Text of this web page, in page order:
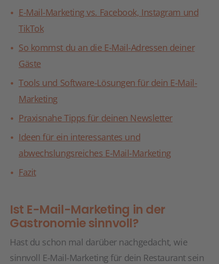
E-Mail-Marketing vs. Facebook, Instagram und
TikTok
So kommst du an die E-Mail-Adressen deiner
Gäste
Tools und Software-Lösungen für dein E-Mail-
Marketing
Praxisnahe Tipps für deinen Newsletter
Ideen für ein interessantes und
abwechslungsreiches E-Mail-Marketing
Fazit
Ist E-Mail-Marketing in der
Gastronomie sinnvoll?
Hast du schon mal darüber nachgedacht, wie
sinnvoll E-Mail-Marketing für dein Restaurant sein